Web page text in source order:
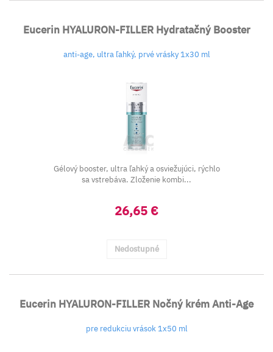
Eucerin HYALURON-FILLER Hydratačný Booster
anti-age, ultra ľahký, prvé vrásky 1x30 ml
Gélový booster, ultra ľahký a osviežujúci, rýchlo
sa vstrebáva. Zloženie kombi...
26,65 €
Nedostupné
Eucerin HYALURON-FILLER Nočný krém Anti-Age
pre redukciu vrások 1x50 ml